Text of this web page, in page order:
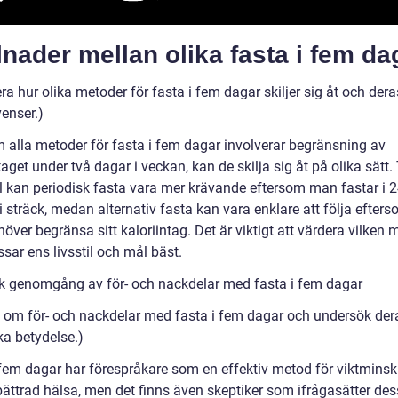
mellan olika fasta i fem
hur olika metoder för fasta i fem dagar skiljer sig åt och
alla metoder för fasta i fem dagar involverar begränsning av
under två dagar i veckan, kan de skilja sig åt på olika sätt.
kan periodisk fasta vara mer krävande eftersom man fastar i
sträck, medan alternativ fasta kan vara enklare att följa
begränsa sitt kaloriintag. Det är viktigt att värdera vilken
ens livsstil och mål bäst.
genomgång av för- och nackdelar med fasta i fem dagar
om för- och nackdelar med fasta i fem dagar och undersök
betydelse.)
dagar har förespråkare som en effektiv metod för
hälsa, men det finns även skeptiker som ifrågasätter